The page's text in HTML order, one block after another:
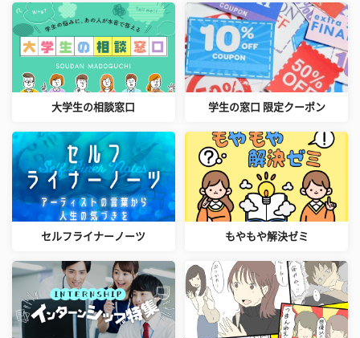
大学生の相談窓口 学生の窓口 限定クーポン
セルフライナーノーツ もやもや解決ゼミ